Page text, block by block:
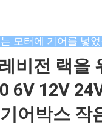
는 모터에 기어를 넣
비전 랙을
6V 12V
어박스 작